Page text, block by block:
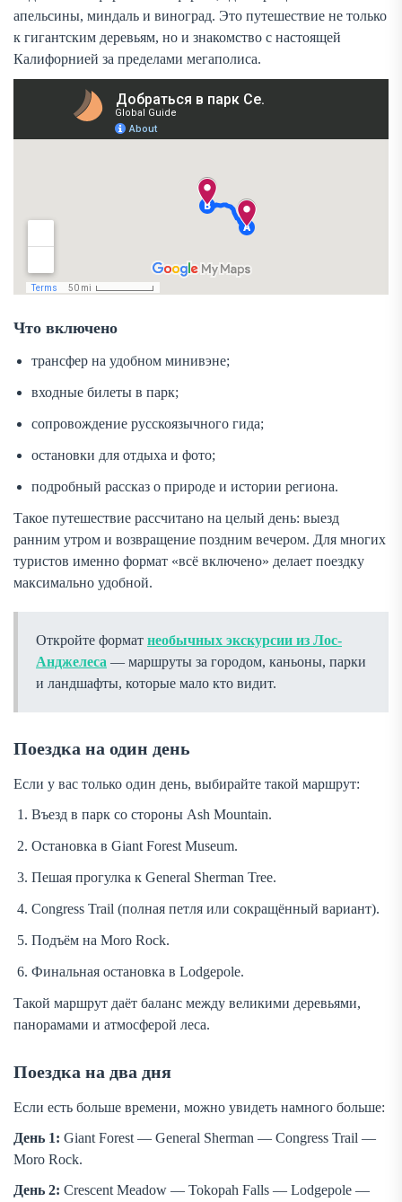
апельсины, миндаль и виноград. Это путешествие не только
к гигантским деревьям, но и знакомство с настоящей
Калифорнией за пределами мегаполиса.
Что включено
трансфер на удобном минивэне;
входные билеты в парк;
сопровождение русскоязычного гида;
остановки для отдыха и фото;
подробный рассказ о природе и истории региона.
Такое путешествие рассчитано на целый день: выезд
ранним утром и возвращение поздним вечером. Для многих
туристов именно формат «всё включено» делает поездку
максимально удобной.
Откройте формат необычных экскурсии из Лос-
Анджелеса — маршруты за городом, каньоны, парки
и ландшафты, которые мало кто видит.
Поездка на один день
Если у вас только один день, выбирайте такой маршрут:
Въезд в парк со стороны Ash Mountain.
Остановка в Giant Forest Museum.
Пешая прогулка к General Sherman Tree.
Congress Trail (полная петля или сокращённый вариант).
Подъём на Moro Rock.
Финальная остановка в Lodgepole.
Такой маршрут даёт баланс между великими деревьями,
панорамами и атмосферой леса.
Поездка на два дня
Если есть больше времени, можно увидеть намного больше:
День 1: Giant Forest — General Sherman — Congress Trail —
Moro Rock.
День 2: Crescent Meadow — Tokopah Falls — Lodgepole —